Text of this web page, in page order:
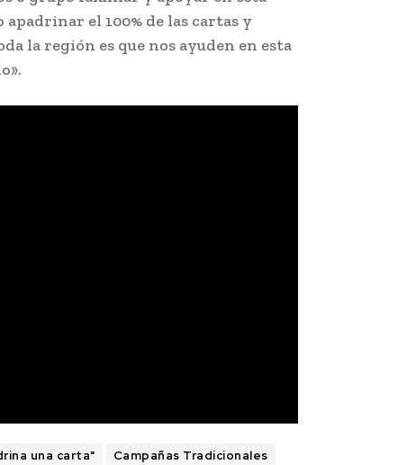
el 100% de las cartas y
la región es que nos ayuden en esta
una carta" Campañas Tradicionales